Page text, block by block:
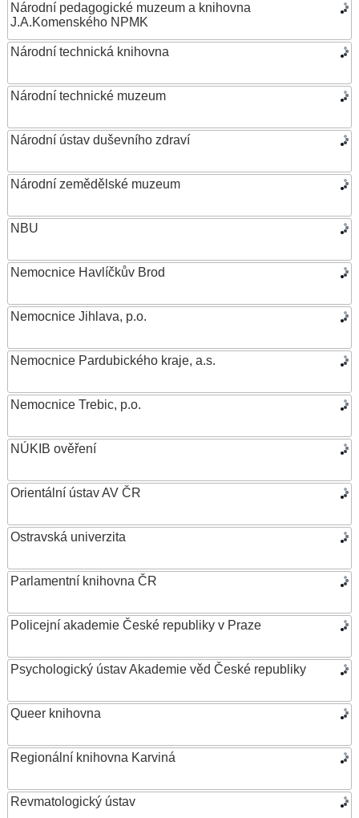
Národní pedagogické muzeum a knihovna
J.A.Komenského NPMK
Národní technická knihovna
Národní technické muzeum
Národní ústav duševního zdraví
Národní zemědělské muzeum
NBU
Nemocnice Havlíčkův Brod
Nemocnice Jihlava, p.o.
Nemocnice Pardubického kraje, a.s.
Nemocnice Trebic, p.o.
NÚKIB ověření
Orientální ústav AV ČR
Ostravská univerzita
Parlamentní knihovna ČR
Policejní akademie České republiky v Praze
Psychologický ústav Akademie věd České republiky
Queer knihovna
Regionální knihovna Karviná
Revmatologický ústav